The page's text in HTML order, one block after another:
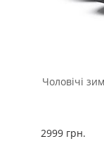
Чоловічі
2999 грн.